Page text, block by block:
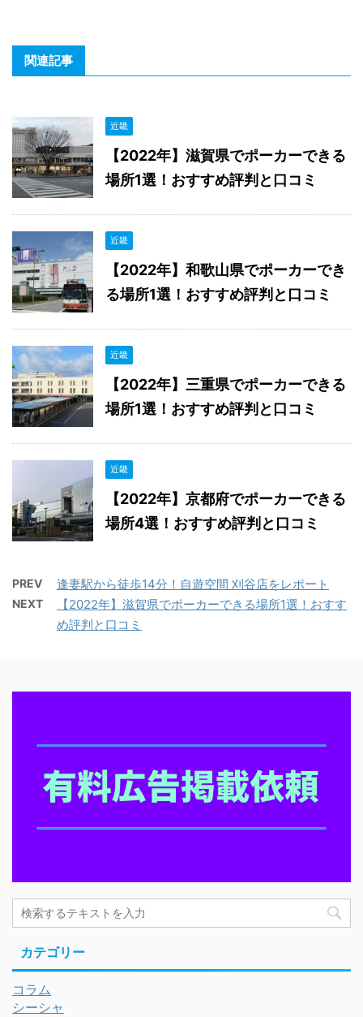
関連記事
近畿
【2022年】滋賀県でポーカーできる
場所1選！おすすめ評判と口コミ
近畿
【2022年】和歌山県でポーカーでき
る場所1選！おすすめ評判と口コミ
近畿
【2022年】三重県でポーカーできる
場所1選！おすすめ評判と口コミ
近畿
【2022年】京都府でポーカーできる
場所4選！おすすめ評判と口コミ
PREV 逢妻駅から徒歩14分！自遊空間 刈谷店をレポート
NEXT
【2022年】滋賀県でポーカーできる場所1選！おすす
め評判と口コミ
カテゴリー
コラム
シーシャ